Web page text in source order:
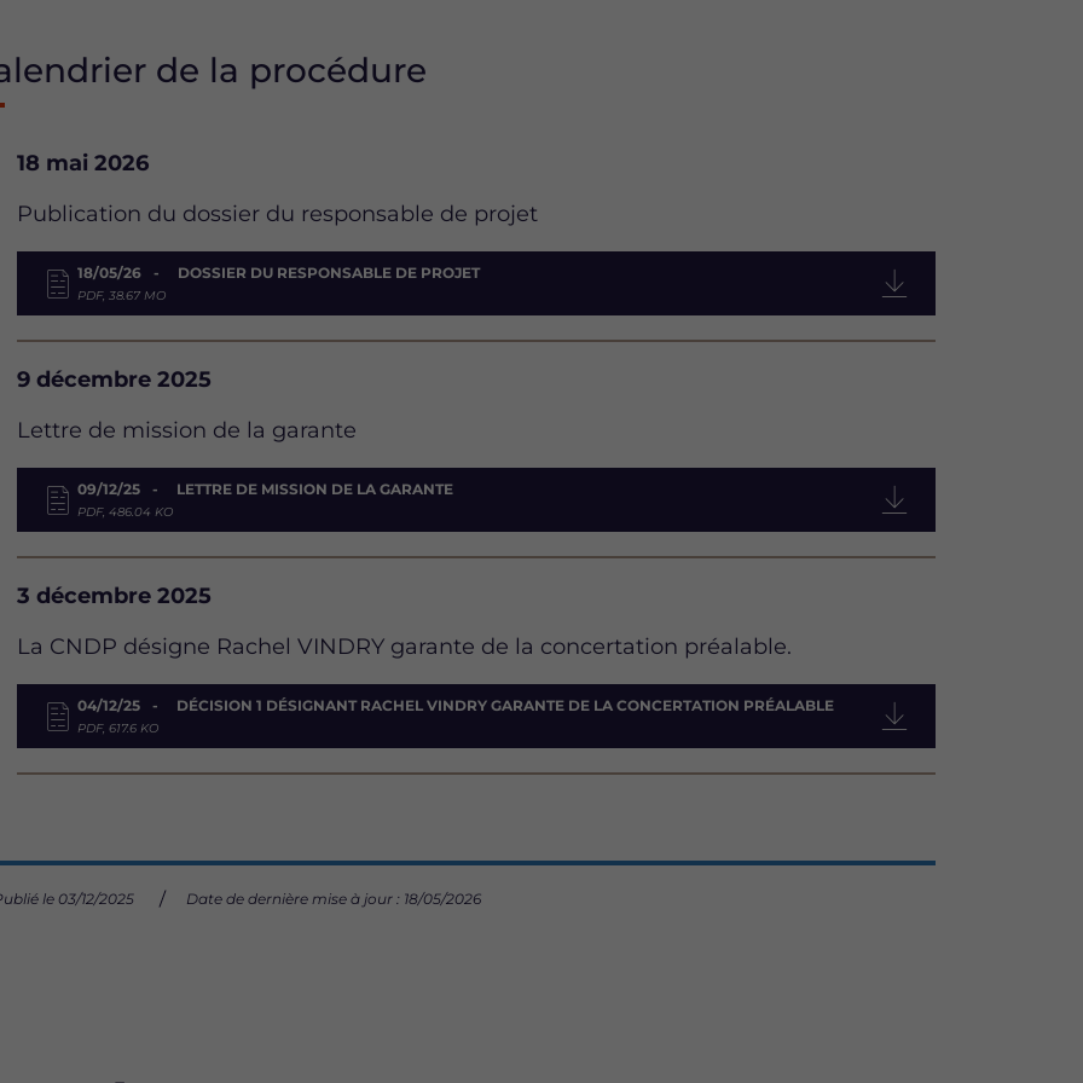
de la procédure
Date
18 mai 2026
Description
Publication du dossier du responsable de projet
Document
18/05/26 DOSSIER DU RESPONSABLE DE PROJET
PDF, 38.67 MO
Date
9 décembre 2025
Description
Lettre de mission de la garante
Document
09/12/25 LETTRE DE MISSION DE LA GARANTE
PDF, 486.04 KO
Date
3 décembre 2025
Description
La CNDP désigne Rachel VINDRY garante de la concertation préalable.
Document
04/12/25 DÉCISION 1 DÉSIGNANT RACHEL VINDRY GARANTE DE LA CONCERTATION PRÉALABLE
PDF, 617.6 KO
le 03/12/2025 Date de dernière mise à jour : 18/05/2026